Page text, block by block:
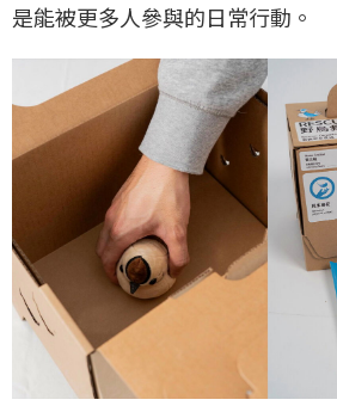
是能被更多人參與的日常行動。